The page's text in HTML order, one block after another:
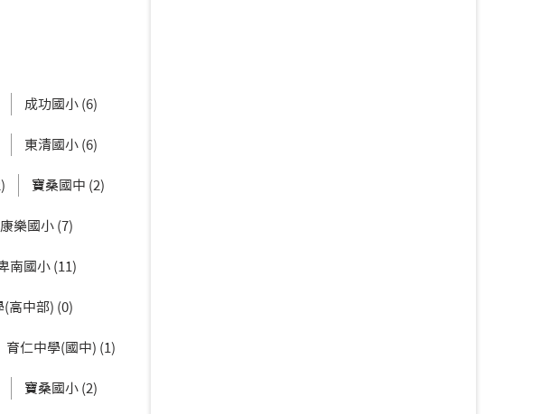
成功國小 (6)
東清國小 (6)
寶桑國中 (2)
康樂國小 (7)
南國小 (11)
(高中部) (0)
育仁中學(國中) (1)
寶桑國小 (2)